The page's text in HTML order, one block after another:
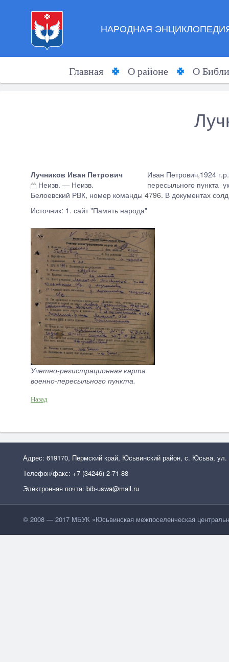
НАРОДНАЯ
Главная О районе О
Лучников Иван Петрович
Неизв. — Неизв.
Иван Петрович,1924
пересыльного пункта
Белоевский РВК, номер команды 4796. В документах
Источник: 1. сайт "Память народа"
Учетно-регистрационная карта
военно-пересыльного пункта.
Назад
Адрес: 619170, Пермский край, Юсьвинский район, с. Юсьва, ул.
Телефон/факс: +7 (34246) 2-71-88
Электронная почта: bib-uswa@mail.ru
© 2008 — 2017 МБУК »Юсьвинская межпоселенческая